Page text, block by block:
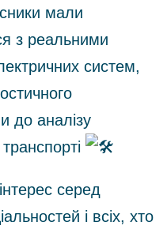
мали
з реальними
систем,
до аналізу
серед
і всіх, хто